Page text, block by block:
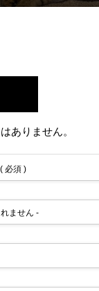
ありません。
( 必須 )
ません -